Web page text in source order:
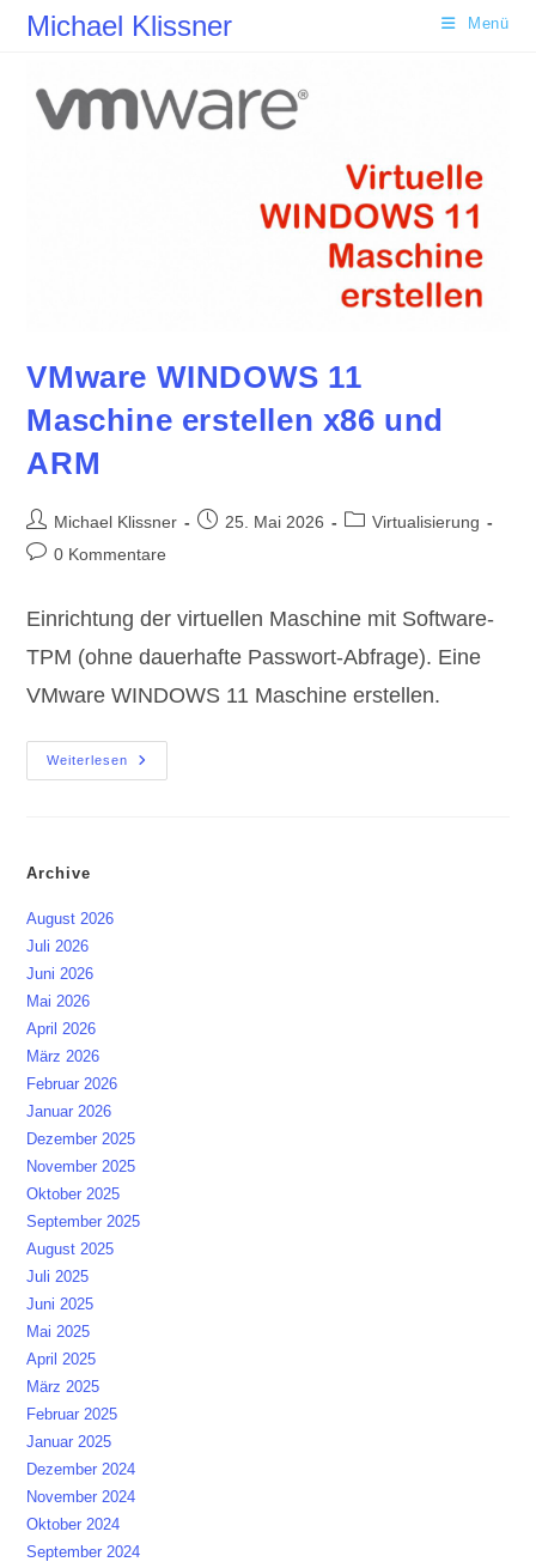
ZumMichael Klissner Menü
VMware WINDOWS 11
Maschine erstellen x86 und
ARM
Beitrags-
Autor:
Michael Klissner
Beitrag25. Mai 2026
Beitrags-
Virtualisierung
Beitrags-
0 Kommentare
Einrichtung der virtuellen Maschine mit Software-
TPM (ohne dauerhafte Passwort-Abfrage). Eine
VMware WINDOWS 11 Maschine erstellen.
Weiterlesen
VMware
WINDOWS
Archive
August 2026
Juli 2026
Juni 2026
Mai 2026
April 2026
März 2026
Februar 2026
Januar 2026
Dezember 2025
November 2025
Oktober 2025
September 2025
August 2025
Juli 2025
Juni 2025
Mai 2025
April 2025
März 2025
Februar 2025
Januar 2025
Dezember 2024
November 2024
Oktober 2024
September 2024